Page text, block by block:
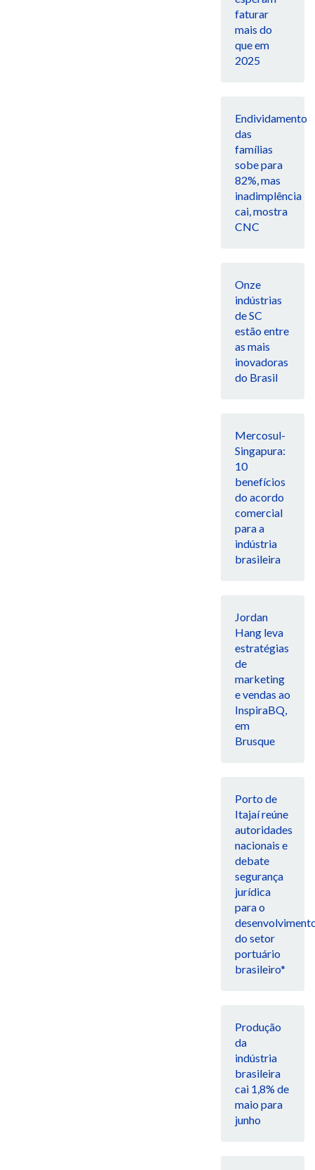
faturar
mais do
que em
2025
Endividamento
das
famílias
sobe para
82%, mas
inadimplência
cai, mostra
CNC
Onze
indústrias
de SC
estão entre
as mais
inovadoras
do Brasil
Mercosul-
Singapura:
10
benefícios
do acordo
comercial
para a
indústria
brasileira
Jordan
Hang leva
estratégias
de
marketing
e vendas ao
InspiraBQ,
em
Brusque
Porto de
Itajaí reúne
autoridades
nacionais e
debate
segurança
jurídica
para o
do setor
portuário
brasileiro*
Produção
da
indústria
brasileira
cai 1,8% de
maio para
junho